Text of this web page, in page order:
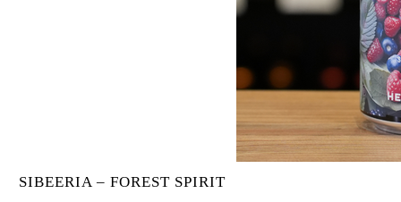
SIBEERIA – FOREST SPIRIT